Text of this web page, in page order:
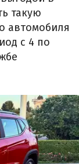
такую
автомобиля
с 4 по